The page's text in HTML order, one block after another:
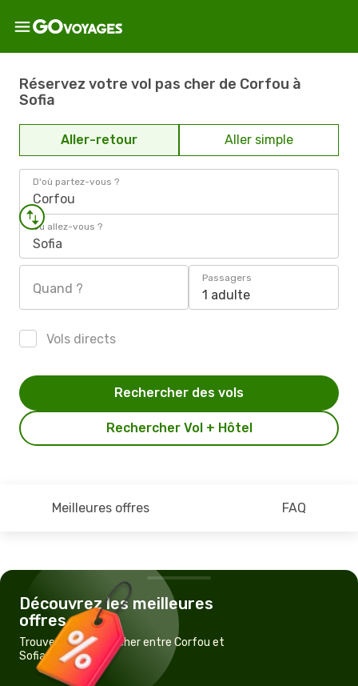
Réservez votre vol pas cher de Corfou à
Sofia
Aller-retour Aller simple
D'où partez-vous ?
Corfou
Où allez-vous ?
Sofia
Quand ?
Passagers
1 adulte
Vols directs
Rechercher Vol + Hôtel
Rechercher des vols
Meilleures offres FAQ
Découvrez les meilleures
offres
Trouvez un vol pas cher entre Corfou et
Sofia